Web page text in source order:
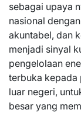
sebagai upaya
nasional
akuntabel, dan
menjadi sinyal
pengelolaan
terbuka kepada
luar negeri,
besar yang